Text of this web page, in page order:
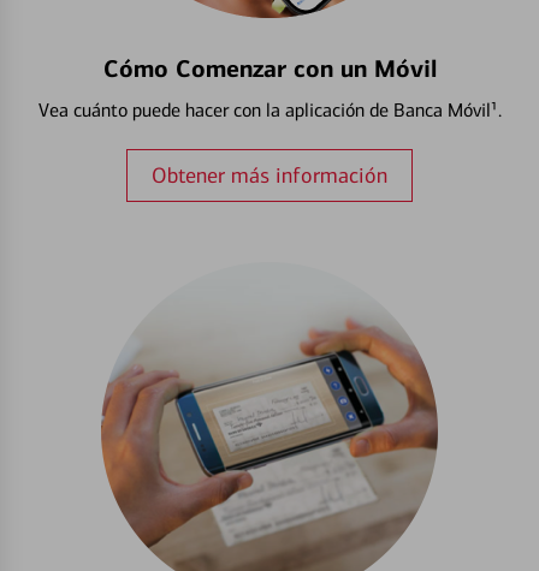
Cómo Comenzar con un Móvil
Vea cuánto puede hacer con la aplicación de Banca Móvil¹.
Obtener más información